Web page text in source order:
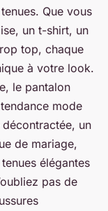
Que vous
un t-shirt, un
top, chaque
à votre look.
le pantalon
mode
un
de mariage,
élégantes
pas de